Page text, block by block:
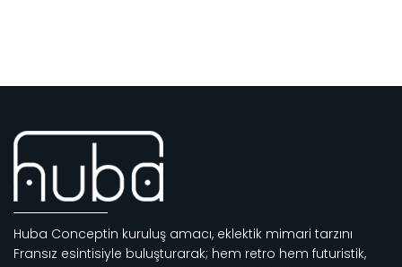
Huba Conceptin kuruluş amacı, eklektik mimari tarzını
Fransız esintisiyle buluşturarak; hem retro hem futuristik,